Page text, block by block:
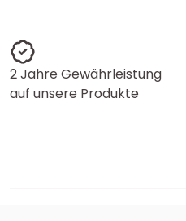
2 Jahre Gewährleistung
auf unsere Produkte